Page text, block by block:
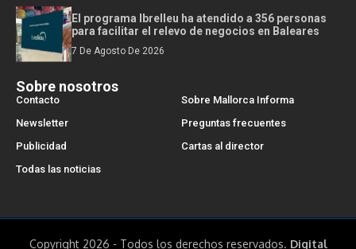
El programa Ibrelleu ha atendido a 356 personas
para facilitar el relevo de negocios en Baleares
7 De Agosto De 2026
Sobre nosotros
Contacto
Sobre Mallorca Informa
Newsletter
Preguntas frecuentes
Publicidad
Cartas al director
Todas las noticias
Copyright 2026 - Todos los derechos reservados. Digital